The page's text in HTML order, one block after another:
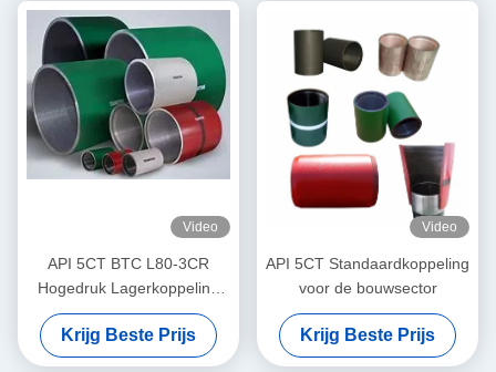
Video
API 5CT BTC L80-3CR
Hogedruk Lagerkoppeling
voor de Olie- en
Gasindustrie
Tandwielcomponent Nieuwe
Krijg Beste Prijs
Video
API 5CT Standaardkoppeling
voor de bouwsector
Krijg Beste Prijs